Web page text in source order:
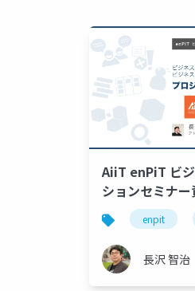
AiiT enPiT ビ
ションセミナー
enpit
長沢 智治